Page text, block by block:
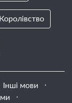
Інші мови
⋅
⋅